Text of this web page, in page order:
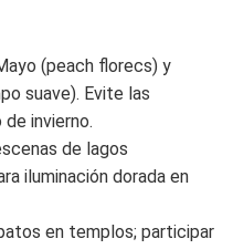
(peach florecs) y
suave). Evite las
invierno.
de lagos
iluminación dorada en
en templos; participar